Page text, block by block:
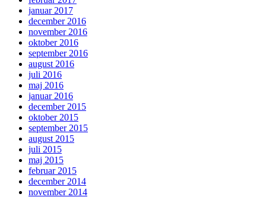
januar 2017
december 2016
november 2016
oktober 2016
september 2016
august 2016
juli 2016
maj 2016
januar 2016
december 2015
oktober 2015
september 2015
august 2015
juli 2015
maj 2015
februar 2015
december 2014
november 2014